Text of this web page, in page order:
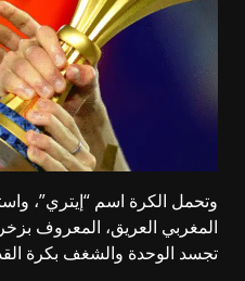
وتحمل الكرة اسم “إيتري”،
المغربي العريق، المعروف
تجسد الوحدة والشغف بكرة